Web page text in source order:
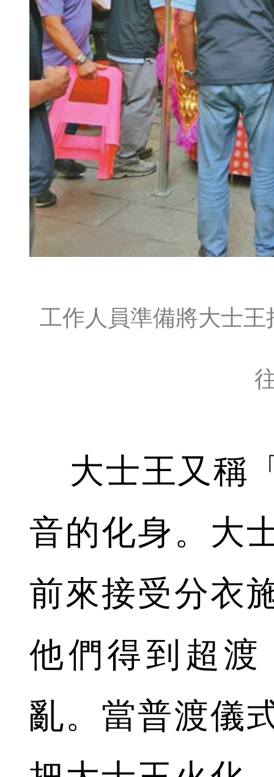
工作人員準備將大士
大士王又稱
音的化身。大
前來接受分衣
他們得到超渡
亂。當普渡儀